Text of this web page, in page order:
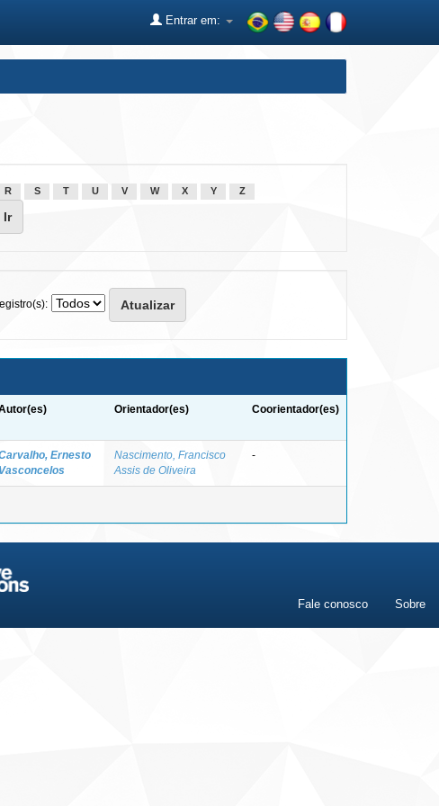
Entrar em:
R S T U V W X Y Z
Orientador(es) Coorientador(es)
Ernesto
Vasconcelos
Nascimento, Francisco
Assis de Oliveira
-
Fale conosco Sobre